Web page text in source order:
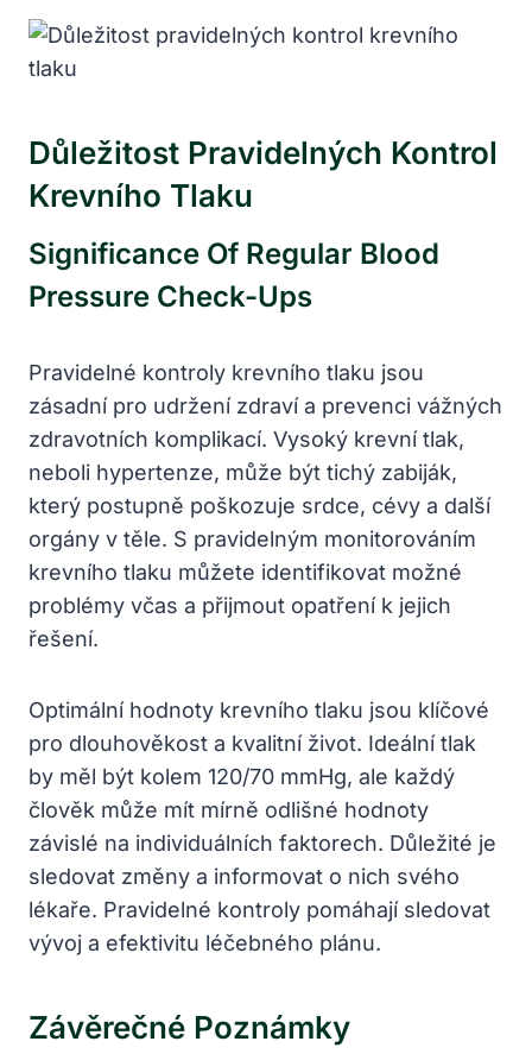
Důležitost Pravidelných Kontrol
⁣krevního Tlaku
Significance⁤ Of Regular⁢ Blood
Pressure Check-Ups
Pravidelné ​kontroly⁢ krevního tlaku ⁢jsou
zásadní⁤ pro udržení zdraví a prevenci vážných
zdravotních komplikací. Vysoký krevní tlak,
neboli hypertenze,‍ může⁣ být‍ tichý zabiják,
který postupně poškozuje srdce,‌ cévy a​ další
⁣orgány v těle. S pravidelným ​monitorováním‍
krevního tlaku můžete identifikovat možné
problémy včas a ⁢přijmout opatření k jejich
řešení.
Optimální hodnoty krevního tlaku jsou klíčové
pro dlouhověkost a⁢ kvalitní ​život. Ideální tlak
by ⁣měl být kolem 120/70 mmHg, ale ⁤každý
člověk může⁤ mít ‍mírně ⁣odlišné hodnoty
závislé na⁣ individuálních faktorech. ‍Důležité je
sledovat změny a informovat‍ o nich svého
lékaře. ​Pravidelné kontroly pomáhají sledovat‍
vývoj ⁢a efektivitu léčebného plánu.
Závěrečné Poznámky